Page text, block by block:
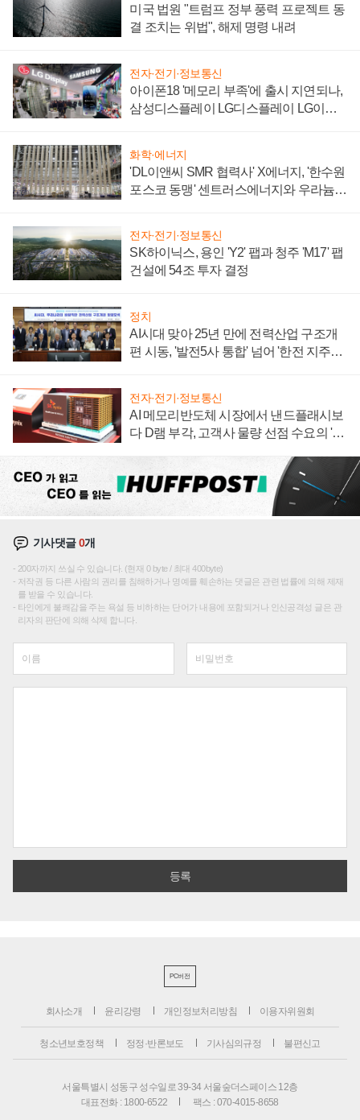
미국 법원 "트럼프 정부 풍력 프로젝트 동
결 조치는 위법", 해제 명령 내려
전자·전기·정보통신
아이폰18 '메모리 부족'에 출시 지연되나,
삼성디스플레이 LG디스플레이 LG이노
화학·에너지
'DL이앤씨 SMR 협력사' X에너지, '한수원
포스코 동맹' 센트러스에너지와 우라늄
전자·전기·정보통신
SK하이닉스, 용인 'Y2' 팹과 청주 'M17' 팹
건설에 54조 투자 결정
정치
AI시대 맞아 25년 만에 전력산업 구조개
편 시동, '발전5사 통합' 넘어 '한전 지주사'
전자·전기·정보통신
AI 메모리반도체 시장에서 낸드플래시보
다 D램 부각, 고객사 물량 선점 수요의 '우
기사댓글0개
200자까지 쓰실 수 있습니다. (현재 0 byte / 최대 400byte)
저작권 등 다른 사람의 권리를 침해하거나 명예를 훼손하는 댓글은 관련 법률에 의해 제재
를 받을 수 있습니다.
타인에게 불쾌감을 주는 욕설 등 비하하는 단어가 내용에 포함되거나 인신공격성 글은 관
리자의 판단에 의해 삭제 합니다.
PC버전
회사소개 윤리강령 개인정보처리방침 이용자위원회
청소년보호정책 정정·반론보도 기사심의규정 불편신고
서울특별시 성동구 성수일로 39-34 서울숲더스페이스 12층
대표전화 : 1800-6522
팩스 : 070-4015-8658